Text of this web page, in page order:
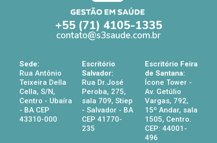
+55 (71) 4105-1335
contato@s3saude.com.br
Sede:
Rua Antônio
Teixeira Della
Cella, S/N,
Centro - Ubaíra
- BA CEP
43310-000
Escritório
Salvador:
Rua Dr.José
Peroba, 275,
sala 709, Stiep
- Salvador - BA
CEP 41770-
235
Escritório Feira
de Santana:
Ícone Tower -
Av. Getúlio
Vargas, 792,
15º Andar, sala
1505, Centro.
CEP: 44001-
496